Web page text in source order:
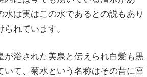
水は実はこの水であるとの説もあり
られています。
が浴された美泉と伝えられ白髪も黒
いて、菊水という名称はその昔に宮